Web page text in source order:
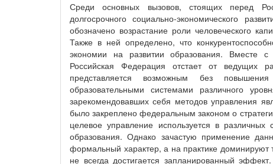
Среди основных вызовов, стоящих перед
долгосрочного социально-экономического
обозначено возрастание роли человеческого
Также в ней определено, что
экономии на развитии образования. Вместе
Российская Федерация отстает от ведущих
представляется возможным без
образовательными системами различного
зарекомендовавших себя методов управления
было закреплено федеральным законом о
целевое управление используется в
образования. Однако зачастую применение
формальный характер, а на практике
не всегда достигается запланированный